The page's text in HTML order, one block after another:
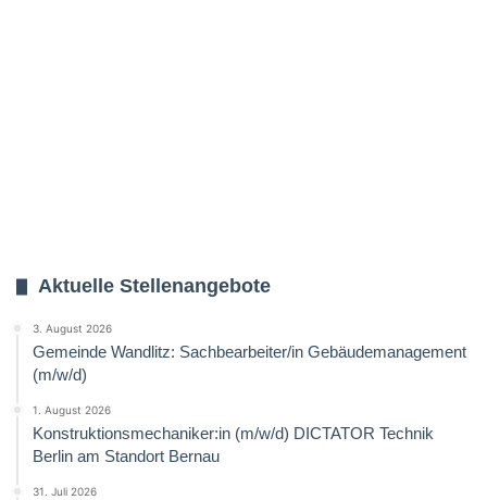
Aktuelle Stellenangebote
3. August 2026
Gemeinde Wandlitz: Sachbearbeiter/in Gebäudemanagement
(m/w/d)
1. August 2026
Konstruktionsmechaniker:in (m/w/d) DICTATOR Technik
Berlin am Standort Bernau
31. Juli 2026